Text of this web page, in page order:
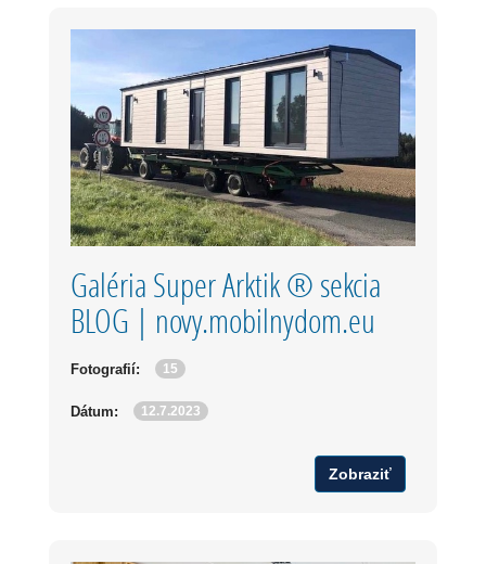
Galéria Super Arktik ® sekcia
BLOG | novy.mobilnydom.eu
Fotografií: 15
Dátum: 12.7.2023
Zobraziť